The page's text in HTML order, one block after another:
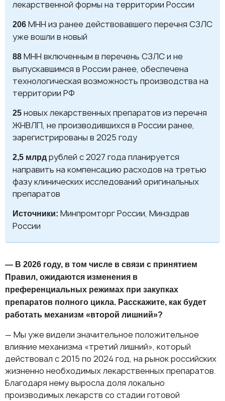
лекарственной формы на территории России
206 МНН из ранее действовавшего перечня СЗЛС
уже вошли в новый
88 МНН включенным в перечень СЗЛС и не
выпускавшимся в России ранее, обеспечена
технологическая возможность производства на
территории РФ
25 новых лекарственных препаратов из перечня
ЖНВЛП, не производившихся в России ранее,
зарегистрированы в 2025 году
2,5 млрд рублей с 2027 года планируется
направить на компенсацию расходов на третью
фазу клинических исследований оригинальных
препаратов
Источники: Минпромторг России, Минздрав
России
— В 2026 году, в том числе в связи с принятием
Правил, ожидаются изменения в
преференциальных режимах при закупках
препаратов полного цикла. Расскажите, как будет
работать механизм «второй лишний»?
— Мы уже видели значительное положительное
влияние механизма «третий лишний», который
действовал с 2015 по 2024 год, на рынок российских
жизненно необходимых лекарственных препаратов.
Благодаря нему выросла доля локально
производимых лекарств со стадии готовой